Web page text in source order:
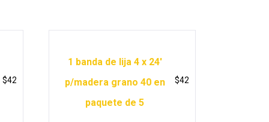
$42
1 banda de lija 4 x 24′
p/madera grano 40 en
paquete de 5
$42